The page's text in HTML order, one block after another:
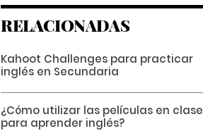
RELACIONADAS
Kahoot Challenges para practicar
inglés en Secundaria
¿Cómo utilizar las películas en clase
para aprender inglés?